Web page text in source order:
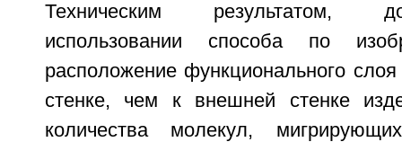
Техническим результатом,
использовании способа по
расположение функционального
стенке, чем к внешней стенке
количества молекул,